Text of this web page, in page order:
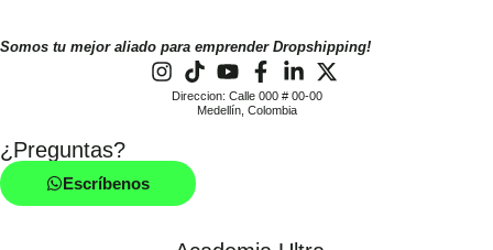
Somos tu mejor aliado para emprender Dropshipping!
Direccion: Calle 000 # 00-00
Medellín, Colombia
¿Preguntas?
Escríbenos